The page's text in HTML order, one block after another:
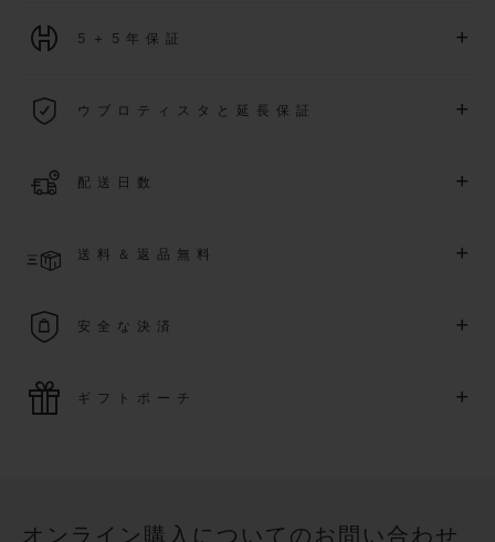
5＋5年保証 +
際保証が適用されます。
ウブロティスタと延長保証 +
月1 日以降に購入された時計を対象に、保証を
詳細を表示する
配送日数 +
より異なる場合がございます
送料＆返品無料 +
す
安全な決済 +
ご購入は迅速で安全に処理され、お客様の個人情報は確実に
ギフトポーチ +
オンライン購入についてのお問い合わせ